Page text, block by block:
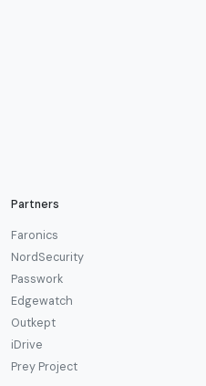
Partners
Faronics
NordSecurity
Passwork
Edgewatch
Outkept
iDrive
Prey Project